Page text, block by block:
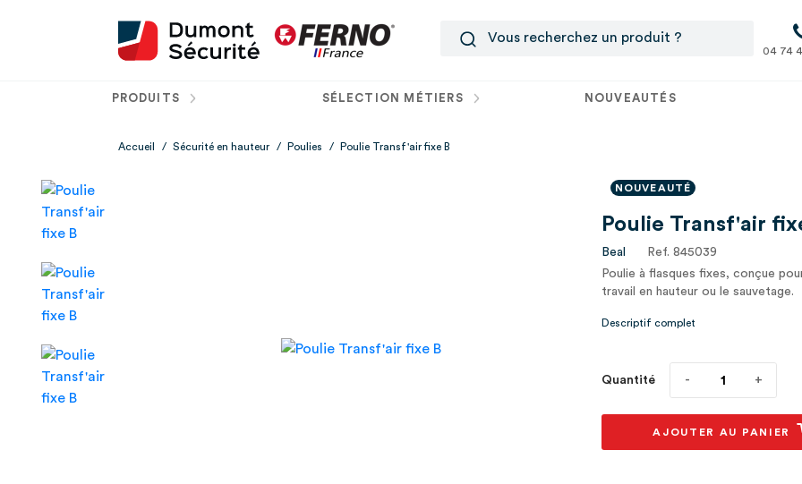
04 74
PRODUITS SÉLECTION MÉTIERS NOUVEAUTÉS
Accueil / Sécurité en hauteur / Poulies / Poulie Transf'air fixe B
NOUVEAUTÉ
Poulie Transf'air
Beal
Ref. 845039
Poulie à flasques fixes, conçue
travail en hauteur ou le sauvetage.
Descriptif complet
Quantité
AJOUTER AU PANIER